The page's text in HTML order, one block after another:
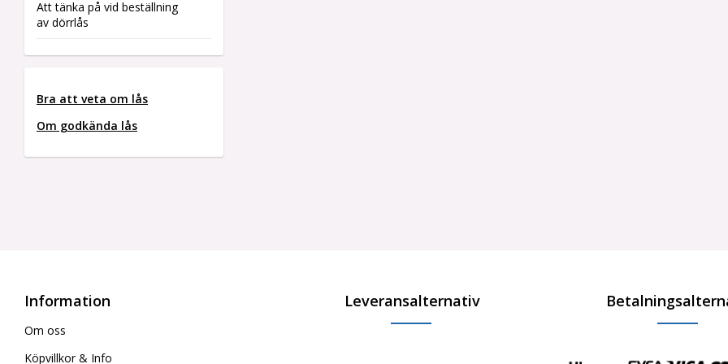
Att tänka på vid beställning
av dörrlås
Bra att veta om lås
Om godkända lås
Information
Om oss
Köpvillkor & Info
Leveransalternativ